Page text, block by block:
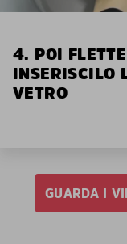
4. POI
INSERISCILO
VETRO
GUARDA I